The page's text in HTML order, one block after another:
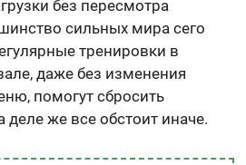
без пересмотра
сильных мира сего
тренировки в
даже без изменения
помогут сбросить
же все обстоит иначе.